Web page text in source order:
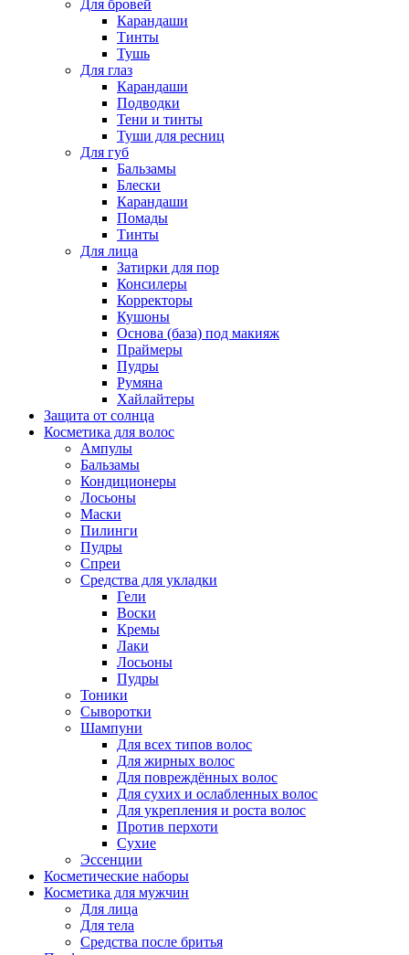
Для бровей
Карандаши
Тинты
Тушь
Для глаз
Карандаши
Подводки
Тени и тинты
Туши для ресниц
Для губ
Бальзамы
Блески
Карандаши
Помады
Тинты
Для лица
Затирки для пор
Консилеры
Корректоры
Кушоны
Основа (база) под макияж
Праймеры
Пудры
Румяна
Хайлайтеры
Защита от солнца
Косметика для волос
Ампулы
Бальзамы
Кондиционеры
Лосьоны
Маски
Пилинги
Пудры
Спреи
Средства для укладки
Гели
Воски
Кремы
Лаки
Лосьоны
Пудры
Тоники
Сыворотки
Шампуни
Для всех типов волос
Для жирных волос
Для повреждённых волос
Для сухих и ослабленных волос
Для укрепления и роста волос
Против перхоти
Сухие
Эссенции
Косметические наборы
Косметика для мужчин
Для лица
Для тела
Средства после бритья